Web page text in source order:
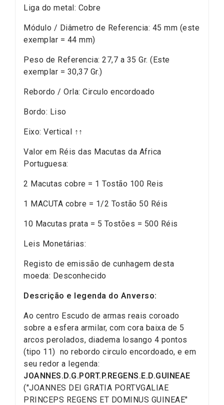
Liga do metal: Cobre
Módulo / Diâmetro de Referencia: 45 mm (este
exemplar = 44 mm)
Peso de Referencia: 27,7 a 35 Gr. (Este
exemplar = 30,37 Gr.)
Rebordo / Orla: Circulo encordoado
Bordo: Liso
Eixo: Vertical ↑↑
Valor em Réis das Macutas da Africa
Portuguesa:
2 Macutas cobre = 1 Tostão 100 Reis
1 MACUTA cobre = 1/2 Tostão 50 Réis
10 Macutas prata = 5 Tostões = 500 Réis
Leis Monetárias:
Registo de emissão de cunhagem desta
moeda: Desconhecido
Descrição e legenda do Anverso:
Ao centro Escudo de armas reais coroado
sobre a esfera armilar, com cora baixa de 5
arcos perolados, diadema losango 4 pontos
(tipo 11) no rebordo circulo encordoado, e em
seu redor a legenda:
JOANNES.D.G.PORT.P.REGENS.E.D.GUINEAE
("JOANNES DEI GRATIA PORTVGALIAE
PRINCEPS REGENS ET DOMINUS GUINEAE"